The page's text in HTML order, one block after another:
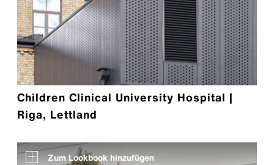
Children Clinical University Hospital |
Riga, Lettland
Zum Lookbook hinzufügen